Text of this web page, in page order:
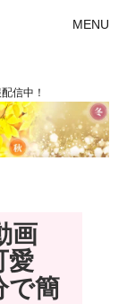
MENU
信中！
画
愛
で簡